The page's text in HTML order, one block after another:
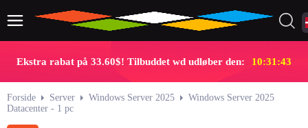
Ekstra rabat på 33.60$! Tilbuddet wd udløber den: 10:31:42
Forside Server Windows Server 2025
Windows Server 2025
Datacenter - 1 pc